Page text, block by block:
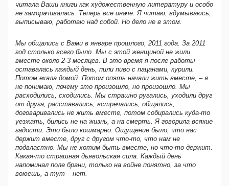
читала Ваши книги как художественную литературу и особо
не заморачивалась. Теперь все иначе. Я читаю, вдумываюсь,
выписываю, работаю над собой. Но дело не в этом.
Мы общались с Вами в январе прошлого, 2011 года. За 2011
год столько всего было. Мы с этой женщиной не жили
вместе около 2-3 месяцев. В это время я после работы
оставалась каждый день, пили пиво с пацанами, курили.
Потом ехала домой. Потом опять начали жить вместе, – я
не понимаю, почему это произошло, но произошло. Мы
расходились, сходились. Мы страшно ругались, уходили друг
от друга, расставались, встречались, общались,
договаривались не жить вместе, потом собирались куда-то
уезжать, бились не на жизнь, а на смерть. Я говорила всякие
гадости. Это было кошмарно. Ощущение было, что нас
держит вместе, друг с другом что-то, что нам не
подвластно. Мы не хотим быть вместе, но что-то держит.
Какая-то страшная дьявольская сила. Каждый день
напоминал поле брани, только на войне понятно, за что
воюешь, а тут – нет.